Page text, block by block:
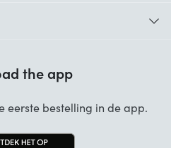
the app
eerste bestelling in de app.